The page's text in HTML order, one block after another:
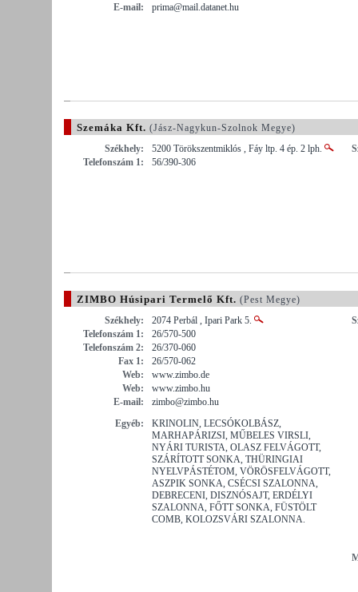
E-mail:
prima@mail.datanet.hu
Szemáka Kft. (Jász-Nagykun-Szolnok Megye)
Székhely:
5200 Törökszentmiklós , Fáy ltp. 4 ép. 2 lph.
Telefonszám 1:
56/390-306
ZIMBO Húsipari Termelő Kft. (Pest Megye)
Székhely:
2074 Perbál , Ipari Park 5.
Telefonszám 1:
26/570-500
Telefonszám 2:
26/370-060
Fax 1:
26/570-062
Web:
www.zimbo.de
Web:
www.zimbo.hu
E-mail:
zimbo@zimbo.hu
Egyéb:
KRINOLIN, LECSÓKOLBÁSZ,
MARHAPÁRIZSI, MŰBELES VIRSLI,
NYÁRI TURISTA, OLASZ FELVÁGOTT,
SZÁRÍTOTT SONKA, THÜRINGIAI
NYELVPÁSTÉTOM, VÖRÖSFELVÁGOTT,
ASZPIK SONKA, CSÉCSI SZALONNA,
DEBRECENI, DISZNÓSAJT, ERDÉLYI
SZALONNA, FŐTT SONKA, FÜSTÖLT
COMB, KOLOZSVÁRI SZALONNA.